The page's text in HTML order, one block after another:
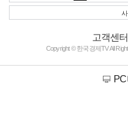
고객센터
Copyright © 한국경제TV All
PC